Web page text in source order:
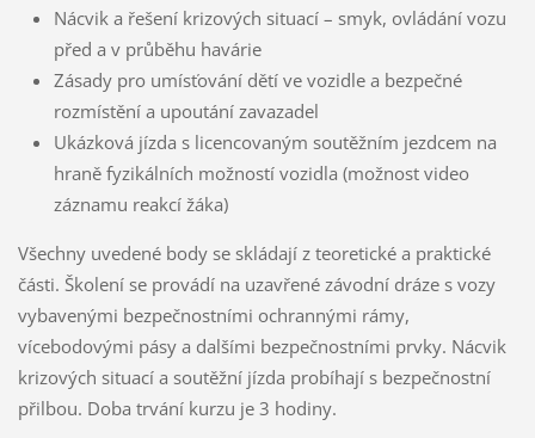
Nácvik a řešení krizových situací – smyk, ovládání vozu
před a v průběhu havárie
Zásady pro umísťování dětí ve vozidle a bezpečné
rozmístění a upoutání zavazadel
Ukázková jízda s licencovaným soutěžním jezdcem na
hraně fyzikálních možností vozidla (možnost video
záznamu reakcí žáka)
Všechny uvedené body se skládají z teoretické a praktické
části. Školení se provádí na uzavřené závodní dráze s vozy
vybavenými bezpečnostními ochrannými rámy,
vícebodovými pásy a dalšími bezpečnostními prvky. Nácvik
krizových situací a soutěžní jízda probíhají s bezpečnostní
přilbou. Doba trvání kurzu je 3 hodiny.